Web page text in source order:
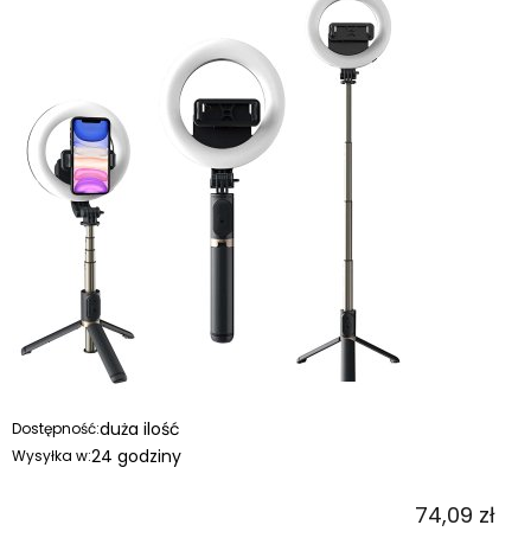
Dostępność:duża ilość
Wysyłka w:24 godziny
74,09 zł